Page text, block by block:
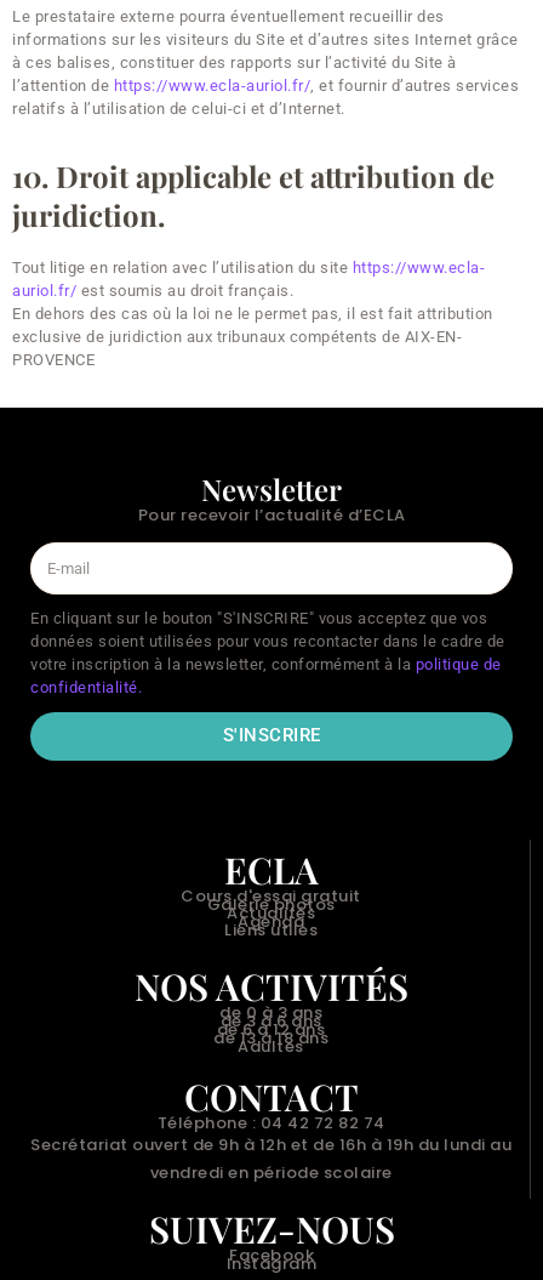
Le prestataire externe pourra éventuellement recueillir des
informations sur les visiteurs du Site et d’autres sites Internet grâce
à ces balises, constituer des rapports sur l’activité du Site à
l’attention de https://www.ecla-auriol.fr/ , et fournir d’autres services
relatifs à l’utilisation de celui-ci et d’Internet.
10. Droit applicable et attribution de
juridiction.
Tout litige en relation avec l’utilisation du site https://www.ecla-
auriol.fr/ est soumis au droit français.
En dehors des cas où la loi ne le permet pas, il est fait attribution
exclusive de juridiction aux tribunaux compétents de AIX-EN-
PROVENCE
Newsletter
Pour recevoir l’actualité d’ECLA
En cliquant sur le bouton "S'INSCRIRE" vous acceptez que vos
données soient utilisées pour vous recontacter dans le cadre de
votre inscription à la newsletter, conformément à la politique de
confidentialité.
S'INSCRIRE
ECLA
Cours d'essai gratuit
Galerie photos
Actualités
Agenda
Liens utiles
NOS ACTIVITÉS
de 0 à 3 ans
de 3 à 6 ans
de 6 à 12 ans
de 13 à 18 ans
Adultes
CONTACT
Téléphone : 04 42 72 82 74
Secrétariat ouvert de 9h à 12h et de 16h à 19h du lundi au
vendredi en période scolaire
SUIVEZ-NOUS
Facebook
Instagram